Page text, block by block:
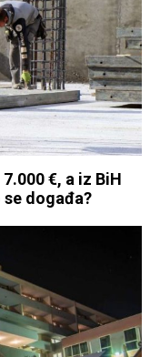
€, a iz BiH
događa?